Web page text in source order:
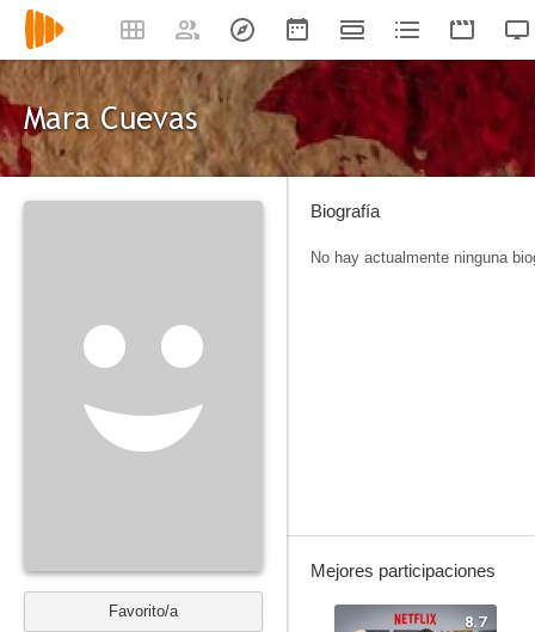
Mara Cuevas
Favorito/a
Biografía
No hay actualmente ninguna
Mejores participaciones
8.7